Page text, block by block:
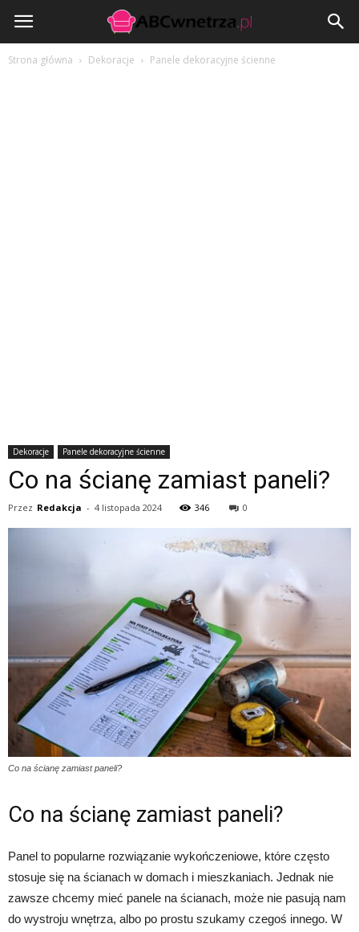
ABCwnetrza.pl
Strona główna Dekoracje Panele dekoracyjne ścienne
Dekoracje Panele dekoracyjne ścienne
Co na ścianę zamiast paneli?
Przez Redakcja - 4 listopada 2024 346 0
Co na ścianę zamiast paneli?
Co na ścianę zamiast paneli?
Panel to popularne rozwiązanie wykończeniowe, które często
stosuje się na ścianach w domach i mieszkaniach. Jednak nie
zawsze chcemy mieć panele na ścianach, może nie pasują nam
do wystroju wnętrza, albo po prostu szukamy czegoś innego. W